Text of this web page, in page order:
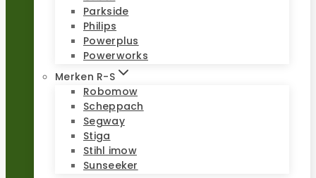
Parkside
Philips
Powerplus
Powerworks
Merken R-S
Robomow
Scheppach
Segway
Stiga
Stihl imow
Sunseeker